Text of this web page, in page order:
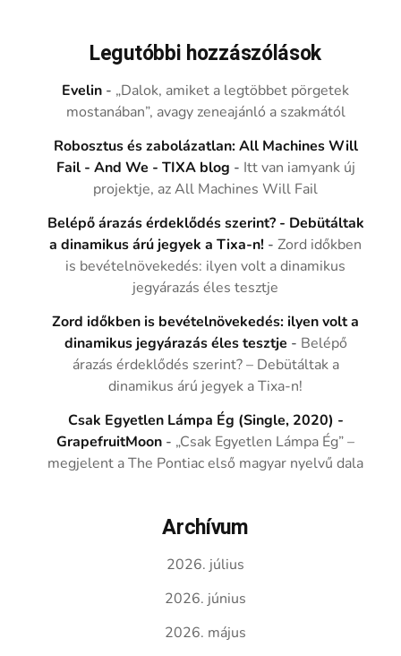
Legutóbbi hozzászólások
Evelin - „Dalok, amiket a legtöbbet pörgetek
mostanában”, avagy zeneajánló a szakmától
Robosztus és zabolázatlan: All Machines Will
Fail - And We - TIXA blog - Itt van iamyank új
projektje, az All Machines Will Fail
Belépő árazás érdeklődés szerint? - Debütáltak
a dinamikus árú jegyek a Tixa-n! -Zord időkben
is bevételnövekedés: ilyen volt a dinamikus
jegyárazás éles tesztje
Zord időkben is bevételnövekedés: ilyen volt a
dinamikus jegyárazás éles tesztje - Belépő
árazás érdeklődés szerint? – Debütáltak a
dinamikus árú jegyek a Tixa-n!
Csak Egyetlen Lámpa Ég (Single, 2020) -
GrapefruitMoon - „Csak Egyetlen Lámpa Ég” –
megjelent a The Pontiac első magyar nyelvű dala
Archívum
2026. július
2026. június
2026. május